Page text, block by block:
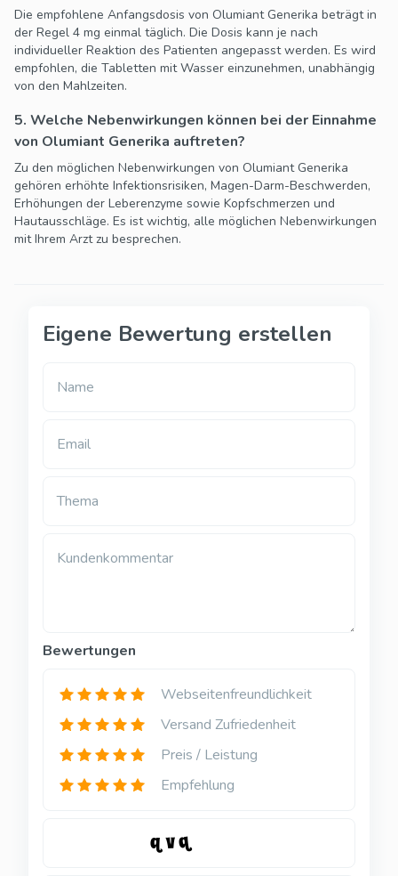
Die empfohlene Anfangsdosis von Olumiant Generika beträgt in
der Regel 4 mg einmal täglich. Die Dosis kann je nach
individueller Reaktion des Patienten angepasst werden. Es wird
empfohlen, die Tabletten mit Wasser einzunehmen, unabhängig
von den Mahlzeiten.
5. Welche Nebenwirkungen können bei der Einnahme
von Olumiant Generika auftreten?
Zu den möglichen Nebenwirkungen von Olumiant Generika
gehören erhöhte Infektionsrisiken, Magen-Darm-Beschwerden,
Erhöhungen der Leberenzyme sowie Kopfschmerzen und
Hautausschläge. Es ist wichtig, alle möglichen Nebenwirkungen
mit Ihrem Arzt zu besprechen.
Eigene Bewertung erstellen
Name
Email
Thema
Kundenkommentar
Bewertungen
Webseitenfreundlichkeit
Versand Zufriedenheit
Preis / Leistung
Empfehlung